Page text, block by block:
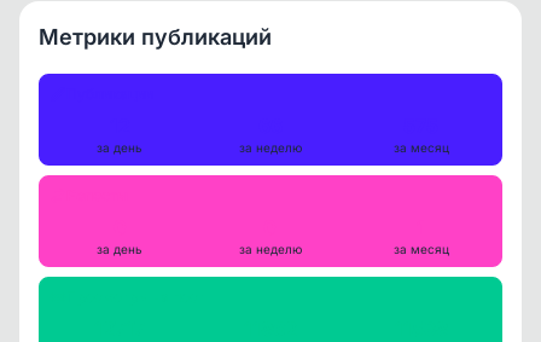
Метрики публикаций
за день за неделю за месяц
за день за неделю за месяц